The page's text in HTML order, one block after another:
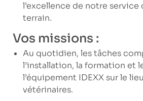
l’excellence de notre service
terrain.
Vos missions :
Au quotidien, les tâches
l’installation, la formation et
l’équipement IDEXX sur le
vétérinaires.